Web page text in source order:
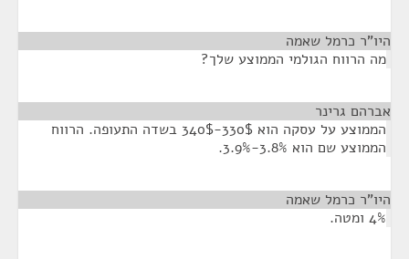
היו"ר כרמל שאמה
מה הרווח הגולמי הממוצע שלך?
אברהם גרינר
הממוצע על עסקה הוא 330$-340$ בשדה התעופה. הרווח
הממוצע שם הוא 3.8%-3.9%.
היו"ר כרמל שאמה
4% ומטה.